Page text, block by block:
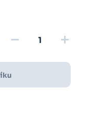
remove add